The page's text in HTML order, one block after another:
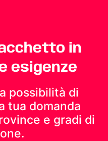
in
esigenze
possibilità di
tua domanda
e gradi di